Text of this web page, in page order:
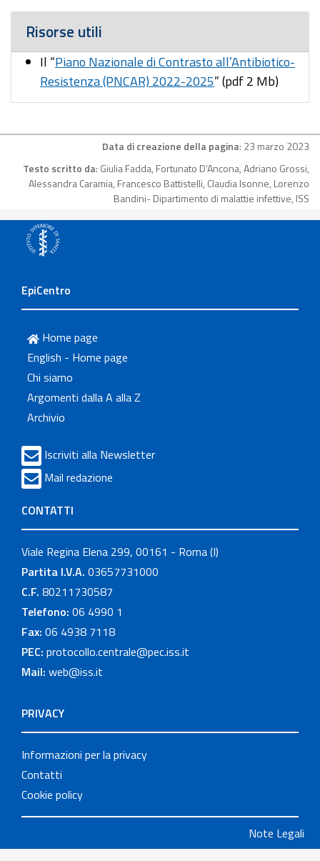
Risorse utili
Il “Piano Nazionale di Contrasto all’Antibiotico-
Resistenza (PNCAR) 2022-2025” (pdf 2 Mb)
Data di creazione della pagina: 23 marzo 2023
Testo scritto da: Giulia Fadda, Fortunato D’Ancona, Adriano Grossi,
Alessandra Caramia, Francesco Battistelli, Claudia Isonne, Lorenzo
Bandini- Dipartimento di malattie infettive, ISS
EpiCentro
Home page
English - Home page
Chi siamo
Argomenti dalla A alla Z
Archivio
Iscriviti alla Newsletter
Mail redazione
CONTATTI
Viale Regina Elena 299, 00161 - Roma (I)
Partita I.V.A. 03657731000
C.F. 80211730587
Telefono: 06 4990 1
Fax: 06 4938 7118
PEC: protocollo.centrale@pec.iss.it
Mail: web@iss.it
PRIVACY
Informazioni per la privacy
Contatti
Cookie policy
Note Legali